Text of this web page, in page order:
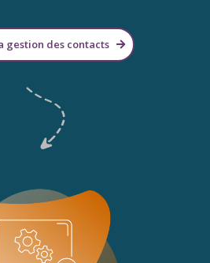
gestion des contacts